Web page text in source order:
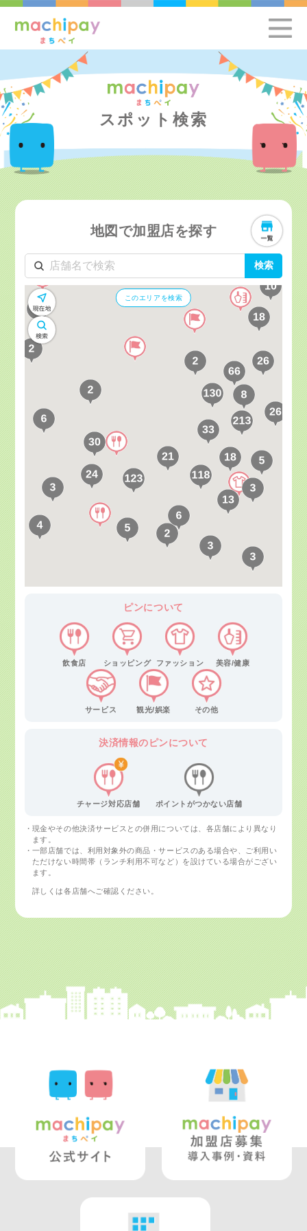
スポット検索
地図で加盟店を探す
検索
このエリアを検索
ピンについて
飲食店 ショッピング ファッション 美容/健康
サービス 観光/娯楽 その他
決済情報のピンについて
チャージ対応店舗 ポイントがつかない店舗
現金やその他決済サービスとの併用については、各店舗により異なり
ます。
一部店舗では、利用対象外の商品・サービスのある場合や、ご利用い
ただけない時間帯（ランチ利用不可など）を設けている場合がござい
ます。
詳しくは各店舗へご確認ください。